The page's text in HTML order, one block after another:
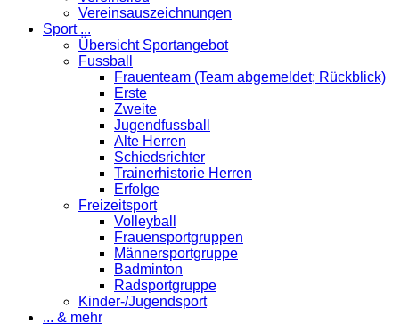
Vereinsauszeichnungen
Sport ...
Übersicht Sportangebot
Fussball
Frauenteam (Team abgemeldet; Rückblick)
Erste
Zweite
Jugendfussball
Alte Herren
Schiedsrichter
Trainerhistorie Herren
Erfolge
Freizeitsport
Volleyball
Frauensportgruppen
Männersportgruppe
Badminton
Radsportgruppe
Kinder-/Jugendsport
... & mehr